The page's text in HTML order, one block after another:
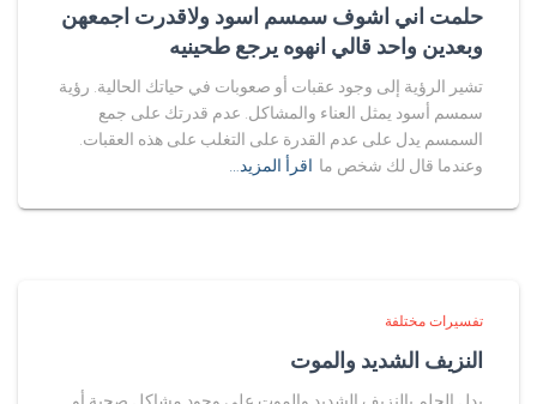
حلمت اني اشوف سمسم اسود ولاقدرت اجمعهن
وبعدين واحد قالي انهوه يرجع طحينيه
تشير الرؤية إلى وجود عقبات أو صعوبات في حياتك الحالية. رؤية
سمسم أسود يمثل العناء والمشاكل. عدم قدرتك على جمع
السمسم يدل على عدم القدرة على التغلب على هذه العقبات.
وعندما قال لك شخص ما اقرأ المزيد…
تفسيرات مختلفة
النزيف الشديد والموت